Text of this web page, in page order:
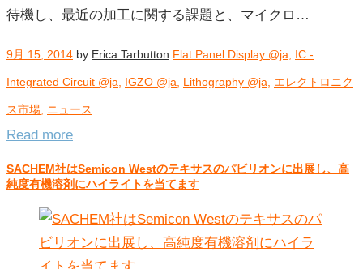
待機し、最近の加工に関する課題と、マイクロ…
9月 15, 2014 by Erica Tarbutton Flat Panel Display @ja IC -
Integrated Circuit @ja IGZO @ja Lithography @ja エレクトロニク
ス市場 ニュース
Read more
SACHEM社はSemicon Westのテキサスのパビリオンに出展し、高
純度有機溶剤にハイライトを当てます